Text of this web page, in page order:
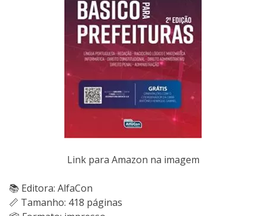
Link para Amazon na imagem
📚 Editora: AlfaCon
📏 Tamanho: 418 páginas